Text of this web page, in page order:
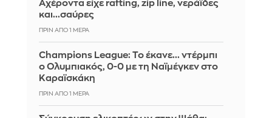
Αχέροντα είχε rafting, zip line, νεράϊδες
και...σαύρες
ΠΡΙΝ ΑΠΌ 1 ΜΈΡΑ
Champions League: Το έκανε... ντέρμπι
ο Ολυμπιακός, 0-0 με τη Ναϊμέγκεν στο
Καραϊσκάκη
ΠΡΙΝ ΑΠΌ 1 ΜΈΡΑ